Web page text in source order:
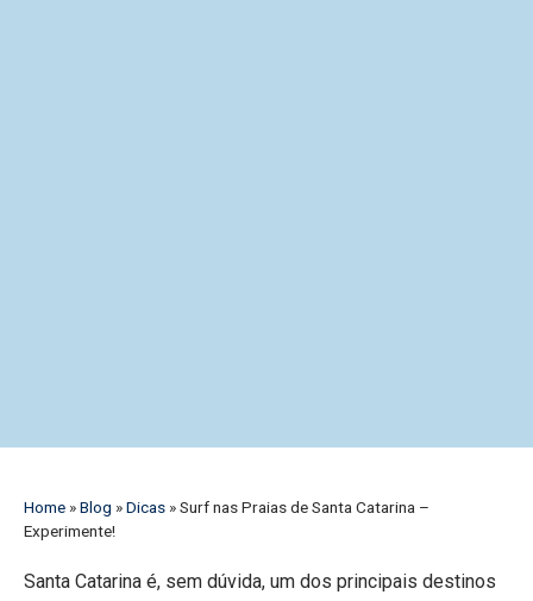
Home »Blog »Dicas »Surf nas Praias de Santa Catarina –
Experimente!
Santa Catarina é, sem dúvida, um dos principais destinos